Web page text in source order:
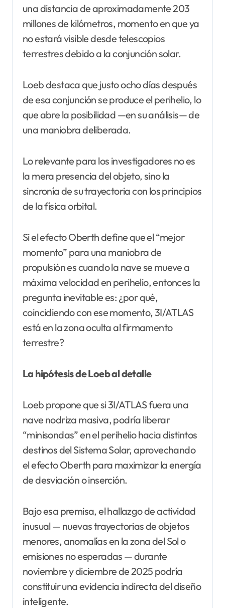
una distancia de aproximadamente 203
millones de kilómetros, momento en que ya
no estará visible desde telescopios
terrestres debido a la conjunción solar.
Loeb destaca que justo ocho días después
de esa conjunción se produce el perihelio, lo
que abre la posibilidad —en su análisis— de
una maniobra deliberada.
Lo relevante para los investigadores no es
la mera presencia del objeto, sino la
sincronía de su trayectoria con los principios
de la física orbital.
Si el efecto Oberth define que el “mejor
momento” para una maniobra de
propulsión es cuando la nave se mueve a
máxima velocidad en perihelio, entonces la
pregunta inevitable es: ¿por qué,
coincidiendo con ese momento, 3I/ATLAS
está en la zona oculta al firmamento
terrestre?
La hipótesis de Loeb al detalle
Loeb propone que si 3I/ATLAS fuera una
nave nodriza masiva, podría liberar
“minisondas” en el perihelio hacia distintos
destinos del Sistema Solar, aprovechando
el efecto Oberth para maximizar la energía
de desviación o inserción.
Bajo esa premisa, el hallazgo de actividad
inusual — nuevas trayectorias de objetos
menores, anomalías en la zona del Sol o
emisiones no esperadas — durante
noviembre y diciembre de 2025 podría
constituir una evidencia indirecta del diseño
inteligente.